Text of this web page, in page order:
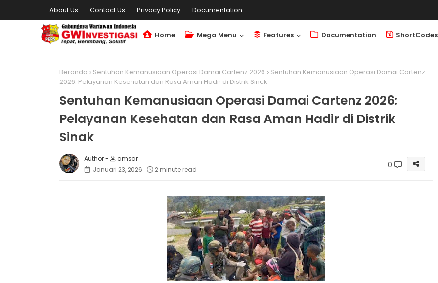
About Us Contact Us Privacy Policy Documentation
Home Mega Menu Features Documentation ShortCodes
Beranda Sentuhan Kemanusiaan Operasi Damai Cartenz 2026
Sentuhan Kemanusiaan Operasi Damai Cartenz
2026: Pelayanan Kesehatan dan Rasa Aman Hadir di Distrik Sinak
Sentuhan Kemanusiaan Operasi Damai Cartenz 2026:
Pelayanan Kesehatan dan Rasa Aman Hadir di Distrik
Sinak
amsar
Januari 23, 2026
2 minute read 0